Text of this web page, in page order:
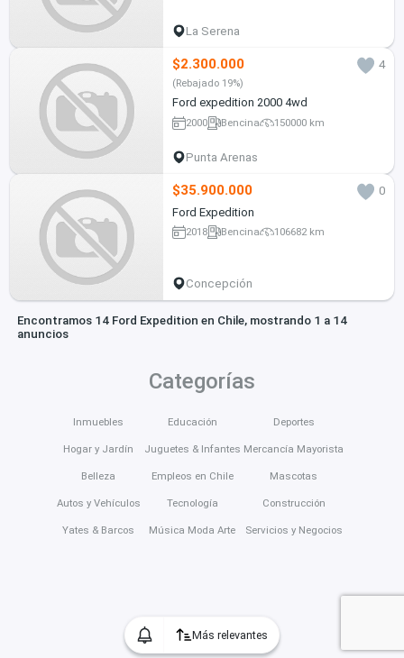
Más relevantes
La Serena
$2.300.000 4
(Rebajado 19%)
Ford expedition 2000 4wd
2000 Bencina 150000 km
Punta Arenas
$35.900.000
0
Ford Expedition
2018 Bencina 106682 km
Concepción
Encontramos 14 Ford Expedition en Chile, mostrando 1 a 14
anuncios
Categorías
Inmuebles
Hogar y Jardín
Belleza
Autos y Vehículos
Yates & Barcos
Educación
Juguetes & Infantes
Empleos en Chile
Tecnología
Música Moda Arte
Deportes
Mercancía Mayorista
Mascotas
Construcción
Servicios y Negocios